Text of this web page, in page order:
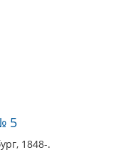
5
1848-.